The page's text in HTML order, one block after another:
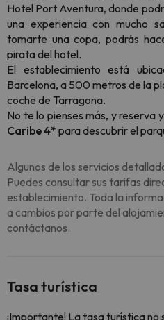
Hotel Port Aventura, donde
una experiencia con mucho
tomarte una copa, podrás
pirata del hotel.
El establecimiento está
Barcelona, a 500 metros de la
coche de Tarragona.
No te lo pienses más, y reserva
Caribe 4* para descubrir el
Algunos de los servicios
Puedes consultar sus tarifas
establecimiento. Toda la
a cambios por parte del
contáctanos.
Tasa turística
¡Importante! La tasa turística no